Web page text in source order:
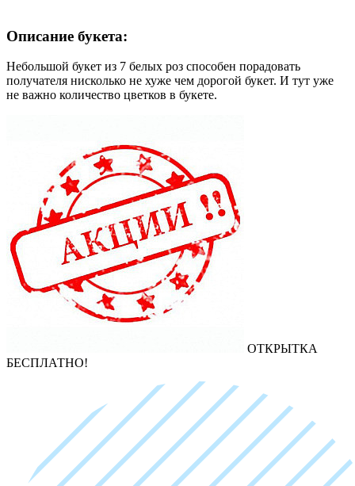
Описание букета:
Небольшой букет из 7 белых роз способен порадовать
получателя нисколько не хуже чем дорогой букет. И тут уже
не важно количество цветков в букете.
ОТКРЫТКА
БЕСПЛАТНО!